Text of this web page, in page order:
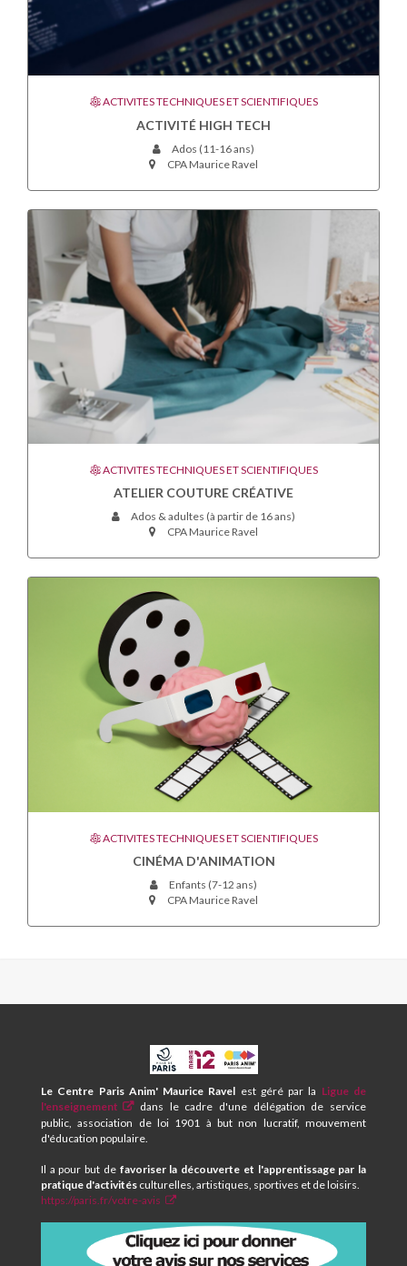
ACTIVITES TECHNIQUES ET SCIENTIFIQUES
ACTIVITÉ HIGH TECH
Ados (11-16 ans)
CPA Maurice Ravel
ACTIVITES TECHNIQUES ET SCIENTIFIQUES
ATELIER COUTURE CRÉATIVE
Ados & adultes (à partir de 16 ans)
CPA Maurice Ravel
ACTIVITES TECHNIQUES ET SCIENTIFIQUES
CINÉMA D'ANIMATION
Enfants (7-12 ans)
CPA Maurice Ravel
CPA
ET
CENTRE
SOCIAL
MAURICE
Le Centre Paris Anim' Maurice Ravel est géré par la Ligue de
l'enseignement
dans le cadre d'une délégation de service
public, association de loi 1901 à but non lucratif, mouvement
d'éducation populaire.
Il a pour but de favoriser la découverte et l'apprentissage par la
pratique d'activités culturelles, artistiques, sportives et de loisirs.
https://paris.fr/votre-avis